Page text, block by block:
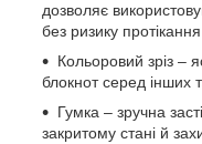
дозволяє
без ризику
Кольоровий зріз –
блокнот серед інших
Гумка – зручна
закритому стані й